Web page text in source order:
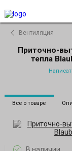
Вентиляция
Приточно-
тепла
Все о товаре